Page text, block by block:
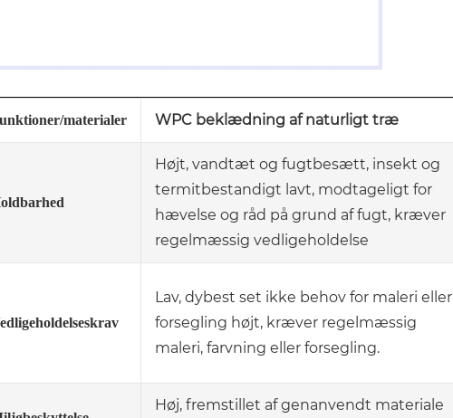
materialer WPC beklædning af naturligt træ
Højt, vandtæt og fugtbesætt, insekt og
termitbestandigt lavt, modtageligt for
hævelse og råd på grund af fugt, kræver
regelmæssig vedligeholdelse
Lav, dybest set ikke behov for maleri eller
forsegling højt, kræver regelmæssig
maleri, farvning eller forsegling.
Høj, fremstillet af genanvendt materiale